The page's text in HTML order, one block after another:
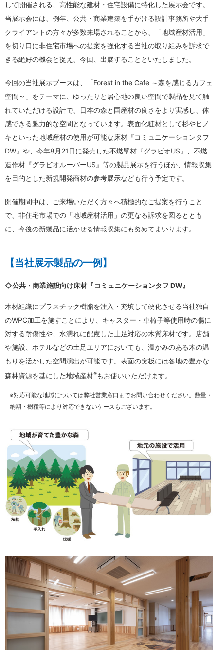
して開催される、高性能な建材・住宅設備に特化した展示会です。
当展示会には、例年、公共・商業建築を手がける設計事務所や大手
クライアントの方々が多数来場されることから、「地域産材活用」
を切り口に非住宅市場への提案を強化する当社の取り組みを訴求で
きる絶好の機会と捉え、今回、出展することといたしました。
今回の当社展示ブースは、「Forest in the Cafe ～森を感じるカフェ
空間～」をテーマに、ゆったりと居心地の良い空間で製品を見て触
れていただける設計で、日本の森と国産材の良さをより実感し、体
感できる魅力的な空間となっています。表面化粧材として杉やヒノ
キといった地域産材の使用が可能な床材『コミュニケーションタフ
DW』や、今年8月21日に発売した不燃壁材『グラビオUS』、不燃
造作材『グラビオルーバーUS』等の製品展示を行うほか、情報収集
を目的とした新規開発商材の参考展示なども行う予定です。
開催期間中は、ご来場いただく方々へ積極的なご提案を行うこと
で、非住宅市場での「地域産材活用」の更なる訴求を図るととも
に、今後の新製品に活かせる情報収集にも努めてまいります。
【当社展示製品の一例】
◇公共・商業施設向け床材『コミュニケーションタフ DW』
木材組織にプラスチック樹脂を注入・充填して硬化させる当社独自
のWPC加工を施すことにより、キャスター・車椅子等使用時の傷に
対する耐傷性や、水濡れに配慮した土足対応の木質床材です。店舗
や施設、ホテルなどの土足エリアにおいても、温かみのある木の温
もりを活かした空間演出が可能です。表面の突板には各地の豊かな
森林資源を基にした地域産材※もお使いいただけます。
※対応可能な地域については弊社営業窓口までお問い合わせください。数量・
納期・樹種等により対応できないケースもございます。